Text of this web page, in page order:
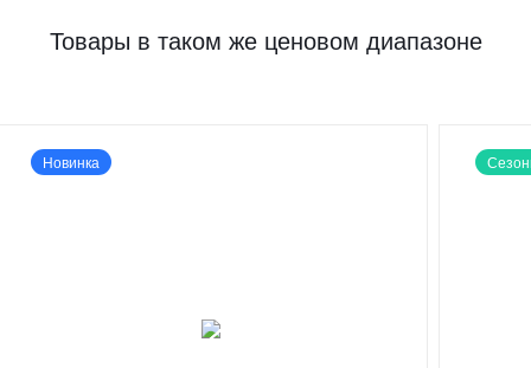
Товары в таком же ценовом диапазоне
Новинка